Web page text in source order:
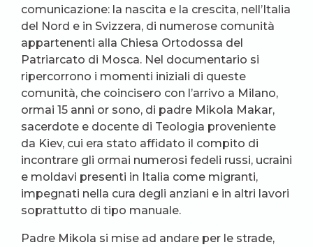
comunicazione: la nascita e la crescita, nell’Italia
del Nord e in Svizzera, di numerose comunità
appartenenti alla Chiesa Ortodossa del
Patriarcato di Mosca. Nel documentario si
ripercorrono i momenti iniziali di queste
comunità, che coincisero con l’arrivo a Milano,
ormai 15 anni or sono, di padre Mikola Makar,
sacerdote e docente di Teologia proveniente
da Kiev, cui era stato affidato il compito di
incontrare gli ormai numerosi fedeli russi, ucraini
e moldavi presenti in Italia come migranti,
impegnati nella cura degli anziani e in altri lavori
soprattutto di tipo manuale.
Padre Mikola si mise ad andare per le strade,